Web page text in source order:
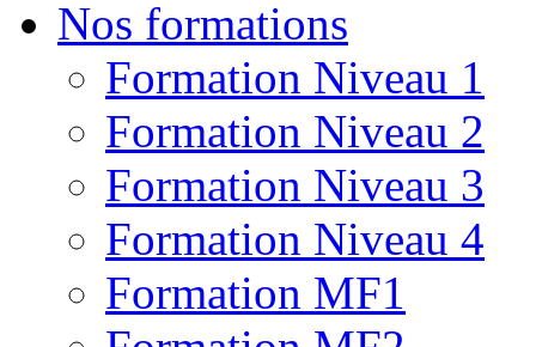
Nos formations
Formation Niveau 1
Formation Niveau 2
Formation Niveau 3
Formation Niveau 4
Formation MF1